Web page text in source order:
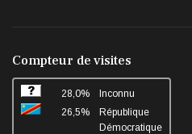
Compteur de visites
28,0%
Inconnu
26,5%
République
Démocratique